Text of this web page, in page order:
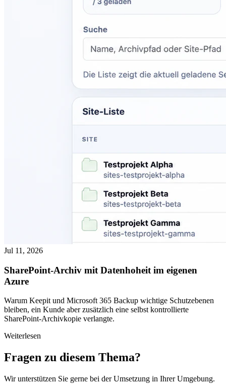
Jul 11, 2026
SharePoint-Archiv mit Datenhoheit im eigenen
Azure
Warum Keepit und Microsoft 365 Backup wichtige Schutzebenen
bleiben, ein Kunde aber zusätzlich eine selbst kontrollierte
SharePoint-Archivkopie verlangte.
Weiterlesen
Fragen zu diesem Thema?
Wir unterstützen Sie gerne bei der Umsetzung in Ihrer Umgebung.